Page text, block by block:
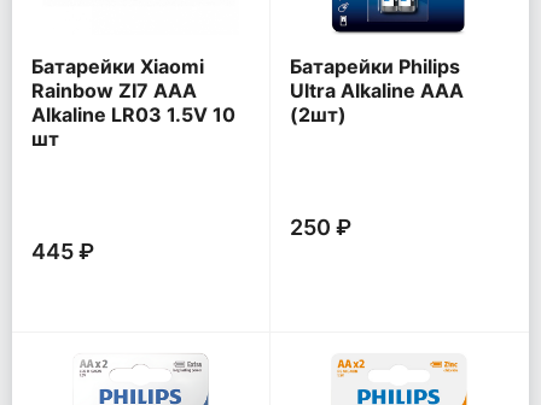
Батарейки Xiaomi
Rainbow ZI7 AAA
Alkaline LR03 1.5V 10
шт
445 ₽
Батарейки Philips
Ultra Alkaline AAA
(2шт)
250 ₽